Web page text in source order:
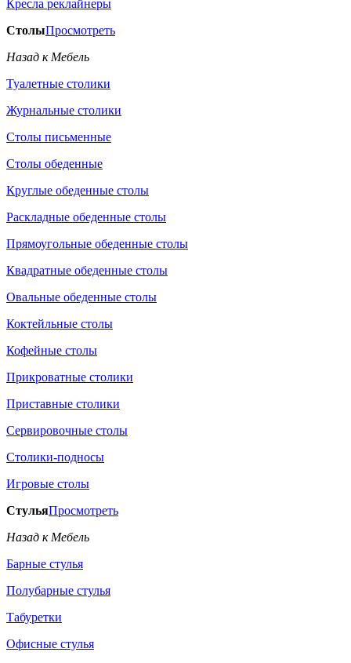
Кресла реклайнеры
СтолыПросмотреть
Назад к Мебель
Туалетные столики
Журнальные столики
Столы письменные
Столы обеденные
Круглые обеденные столы
Раскладные обеденные столы
Прямоугольные обеденные столы
Квадратные обеденные столы
Овальные обеденные столы
Коктейльные столы
Кофейные столы
Прикроватные столики
Приставные столики
Сервировочные столы
Столики-подносы
Игровые столы
СтульяПросмотреть
Назад к Мебель
Барные стулья
Полубарные стулья
Табуретки
Офисные стулья